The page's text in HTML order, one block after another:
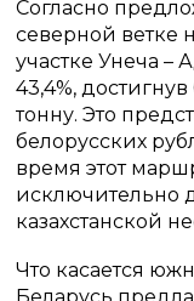
Согласно
северной ветке
участке Унеча –
43,4%,
тонну. Это
белорусских
время этот
исключительно
казахстанской
Что касается